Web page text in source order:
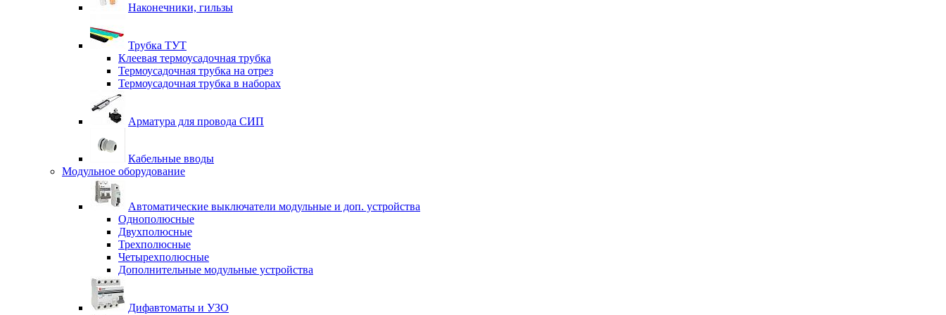
Наконечники, гильзы
Трубка ТУТ
Клеевая термоусадочная трубка
Термоусадочная трубка на отрез
Термоусадочная трубка в наборах
Арматура для провода СИП
Кабельные вводы
Модульное оборудование
Автоматические выключатели модульные и доп. устройства
Однополюсные
Двухполюсные
Трехполюсные
Четырехполюсные
Дополнительные модульные устройства
Дифавтоматы и УЗО